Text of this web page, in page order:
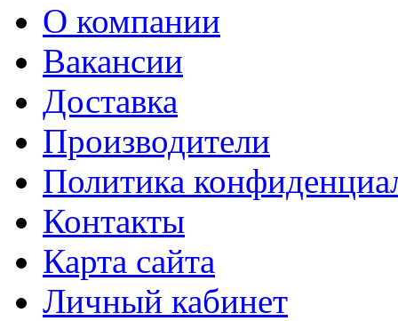
О компании
Вакансии
Доставка
Производители
Политика
Контакты
Карта сайта
Личный кабинет